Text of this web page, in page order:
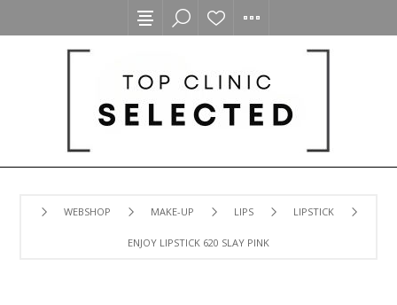
WEBSHOP MAKE-UP LIPS LIPSTICK
ENJOY LIPSTICK 620 SLAY PINK